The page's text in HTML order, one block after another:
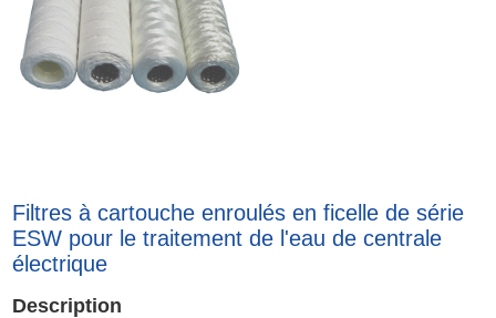
Filtres à cartouche enroulés en ficelle de série
ESW pour le traitement de l'eau de centrale
électrique
Description